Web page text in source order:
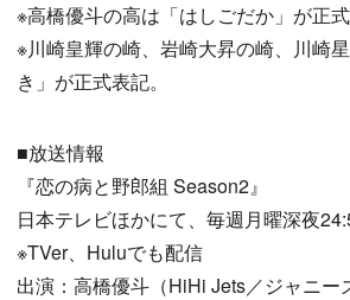
※高橋優斗の高は「はしごだか」が正式
※川崎皇輝の崎、岩崎大昇の崎、川崎
き」が正式表記。
■放送情報
『恋の病と野郎組 Season2』
日本テレビほかにて、毎週月曜深夜
※TVer、Huluでも配信
出演：高橋優斗（HiHi Jets／ジャニー